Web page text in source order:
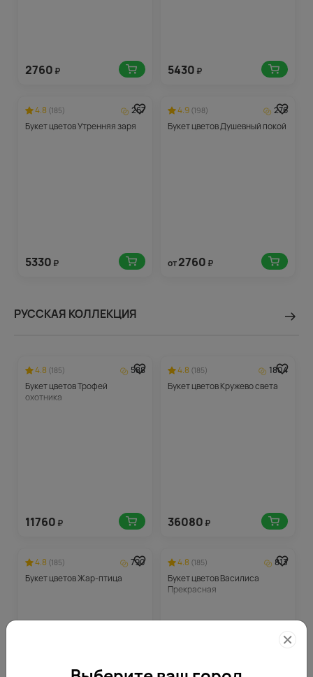
2760 ₽ 5430 ₽
4.8 (185)
267
Букет цветов Утренняя заря
5330 ₽
4.9 (198)
276
Букет цветов Душевный покой
от2760 ₽
РУССКАЯ КОЛЛЕКЦИЯ
4.8 (185)
588
Букет цветов Трофей
охотника
11760 ₽
4.8 (185)
1804
Букет цветов Кружево света
36080 ₽
4.8 (185)
790
Букет цветов Жар-птица
4.8 (185)
813
Букет цветов Василиса
Прекрасная